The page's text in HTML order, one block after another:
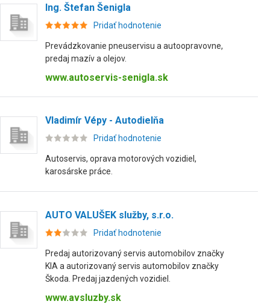
Ing. Štefan Šenigla
Pridať hodnotenie
Prevádzkovanie pneuservisu a autoopravovne,
predaj mazív a olejov.
www.autoservis-senigla.sk
Vladimír Vépy - Autodielňa
Pridať hodnotenie
Autoservis, oprava motorových vozidiel,
karosárske práce.
AUTO VALUŠEK služby, s.r.o.
Pridať hodnotenie
Predaj autorizovaný servis automobilov značky
KIA a autorizovaný servis automobilov značky
Škoda. Predaj jazdených vozidiel.
www.avsluzby.sk